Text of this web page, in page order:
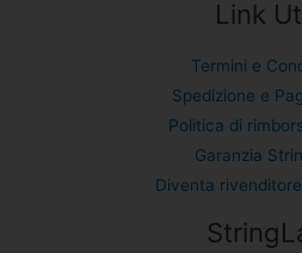
Link
Termini e
Spedizione e
Politica di
Garanzia
Diventa